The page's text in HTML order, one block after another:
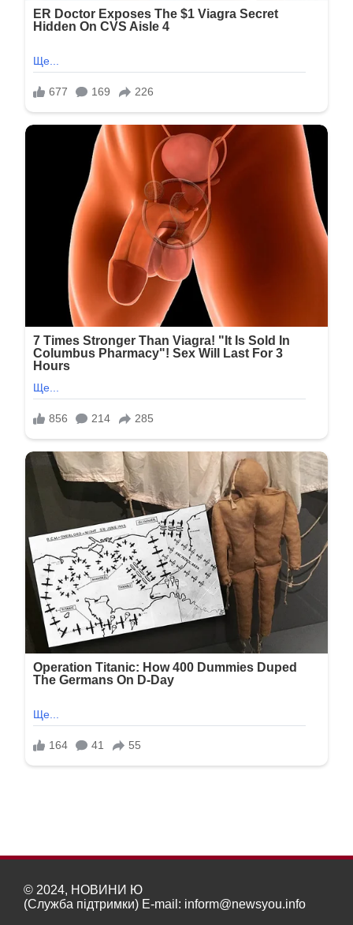
© 2024, НОВИНИ Ю
(Служба підтримки) E-mail: inform@newsyou.info